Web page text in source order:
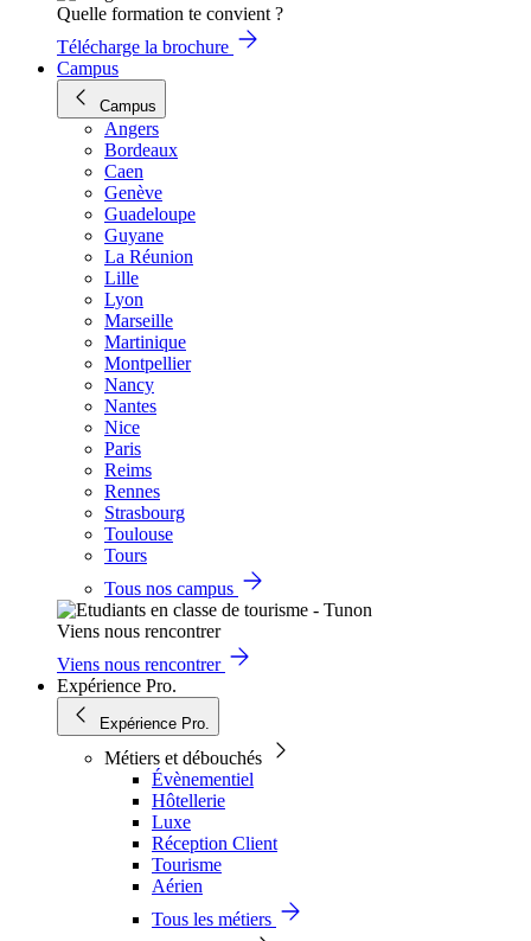
Quelle formation te convient ?
Télécharge la brochure
Campus
Campus
Angers
Bordeaux
Caen
Genève
Guadeloupe
Guyane
La Réunion
Lille
Lyon
Marseille
Martinique
Montpellier
Nancy
Nantes
Nice
Paris
Reims
Rennes
Strasbourg
Toulouse
Tours
Tous nos campus
Viens nous rencontrer
Viens nous rencontrer
Expérience Pro.
Expérience Pro.
Métiers et débouchés
Évènementiel
Hôtellerie
Luxe
Réception Client
Tourisme
Aérien
Tous les métiers